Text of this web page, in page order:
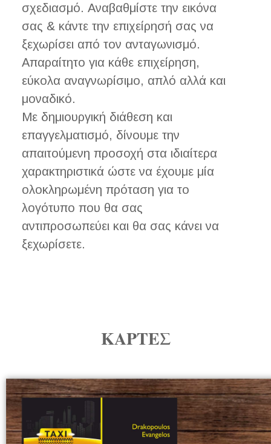
σχεδιασμό. Αναβαθμίστε την εικόνα
σας & κάντε την επιχείρησή σας να
ξεχωρίσει από τον ανταγωνισμό.
Απαραίτητο για κάθε επιχείρηση,
εύκολα αναγνωρίσιμο, απλό αλλά και
μοναδικό.
Με δημιουργική διάθεση και
επαγγελματισμό, δίνουμε την
απαιτούμενη προσοχή στα ιδιαίτερα
χαρακτηριστικά ώστε να έχουμε μία
ολοκληρωμένη πρόταση για το
λογότυπο που θα σας
αντιπροσωπεύει και θα σας κάνει να
ξεχωρίσετε.
ΚΑΡΤΕΣ